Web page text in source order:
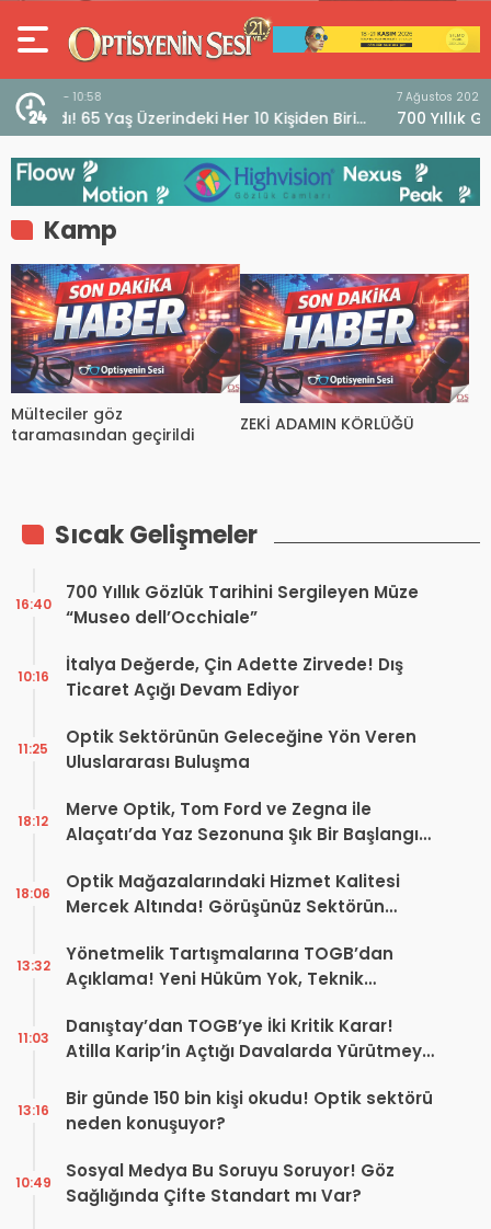
7 Ağustos 2026 - 16:40
700 Yıllık Gözlük Tarihini Sergileyen Müze “Museo
dell’Occhiale”
Kamp
Mülteciler göz
taramasından geçirildi
ZEKİ ADAMIN KÖRLÜĞÜ
Sıcak Gelişmeler
700 Yıllık Gözlük Tarihini Sergileyen Müze
“Museo dell’Occhiale”
16:40
İtalya Değerde, Çin Adette Zirvede! Dış
Ticaret Açığı Devam Ediyor
10:16
Optik Sektörünün Geleceğine Yön Veren
Uluslararası Buluşma
11:25
Merve Optik, Tom Ford ve Zegna ile
Alaçatı’da Yaz Sezonuna Şık Bir Başlangıç ​​
18:12
Optik Mağazalarındaki Hizmet Kalitesi
Mercek Altında! Görüşünüz Sektörün
18:06
Yönetmelik Tartışmalarına TOGB’dan
Açıklama! Yeni Hüküm Yok, Teknik
13:32
Danıştay’dan TOGB’ye İki Kritik Karar!
Atilla Karip’in Açtığı Davalarda Yürütmeyi
11:03
Bir günde 150 bin kişi okudu! Optik sektörü
neden konuşuyor?
13:16
Sosyal Medya Bu Soruyu Soruyor! Göz
Sağlığında Çifte Standart mı Var?
10:49